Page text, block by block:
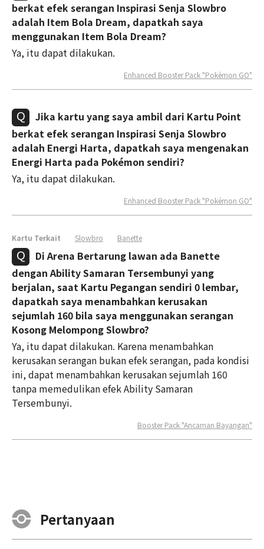
berkat efek serangan Inspirasi Senja Slowbro
adalah Item Bola Dream, dapatkah saya
menggunakan Item Bola Dream?
Ya, itu dapat dilakukan.
Enhanced Booster Pack "Pokémon GO"
Jika kartu yang saya ambil dari Kartu Point
berkat efek serangan Inspirasi Senja Slowbro
adalah Energi Harta, dapatkah saya mengenakan
Energi Harta pada Pokémon sendiri?
Ya, itu dapat dilakukan.
Enhanced Booster Pack "Pokémon GO"
Kartu Terkait Slowbro Banette
Di Arena Bertarung lawan ada Banette
dengan Ability Samaran Tersembunyi yang
berjalan, saat Kartu Pegangan sendiri 0 lembar,
dapatkah saya menambahkan kerusakan
sejumlah 160 bila saya menggunakan serangan
Kosong Melompong Slowbro?
Ya, itu dapat dilakukan. Karena menambahkan
kerusakan serangan bukan efek serangan, pada kondisi
ini, dapat menambahkan kerusakan sejumlah 160
tanpa memedulikan efek Ability Samaran
Tersembunyi.
Booster Pack "Ancaman Bayangan"
Pertanyaan